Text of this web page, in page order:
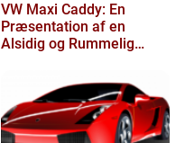
VW Maxi Caddy: En
Præsentation af en
Alsidig og Rummelig